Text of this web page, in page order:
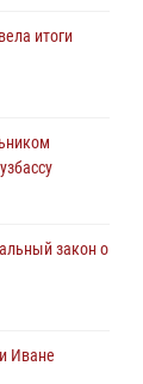
закон о
причинения
итоги
закон о
Иване